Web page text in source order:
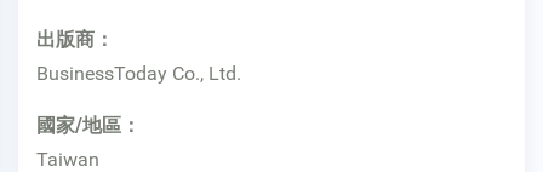
出版商：
BusinessToday Co., Ltd.
國家/地區：
Taiwan